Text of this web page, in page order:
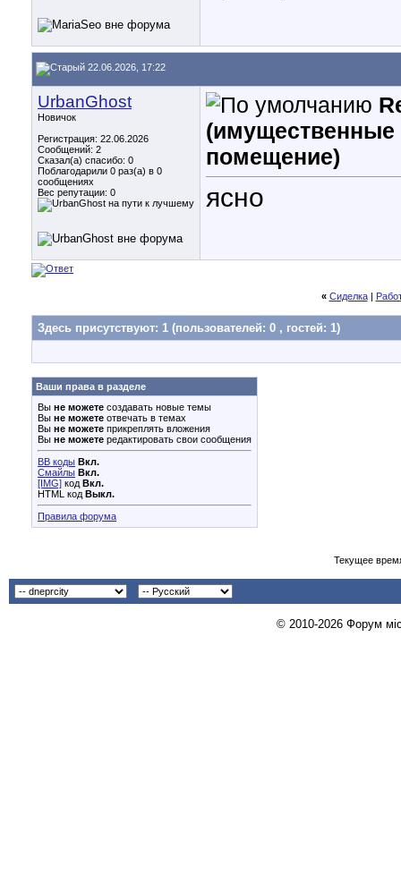
22.06.2026, 17:22
UrbanGhost
Новичок
Регистрация: 22.06.2026
Сообщений: 2
Сказал(а) спасибо: 0
Поблагодарили 0 раз(а) в 0
сообщениях
Вес репутации: 0
(имущественные
помещение)
ясно
« Сиделка|
Здесь присутствуют: 1 (пользователей: 0 , гостей: 1)
Ваши права в разделе
Вы не можете создавать новые темы
Вы не можете отвечать в темах
Вы не можете прикреплять вложения
Вы не можете редактировать свои сообщения
BB коды Вкл.
Смайлы Вкл.
[IMG] код Вкл.
HTML код Выкл.
Правила форума
Текущее
© 2010-2026 Форум